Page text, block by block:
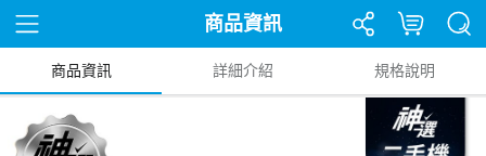
商品資訊
商品資訊 詳細介紹 規格說明